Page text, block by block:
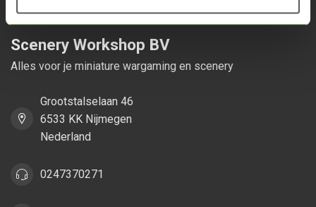
Scenery Workshop BV
Alles voor je miniature wargaming en scenery
Grootstalselaan 46
6533 KK Nijmegen
Nederland
0247370271